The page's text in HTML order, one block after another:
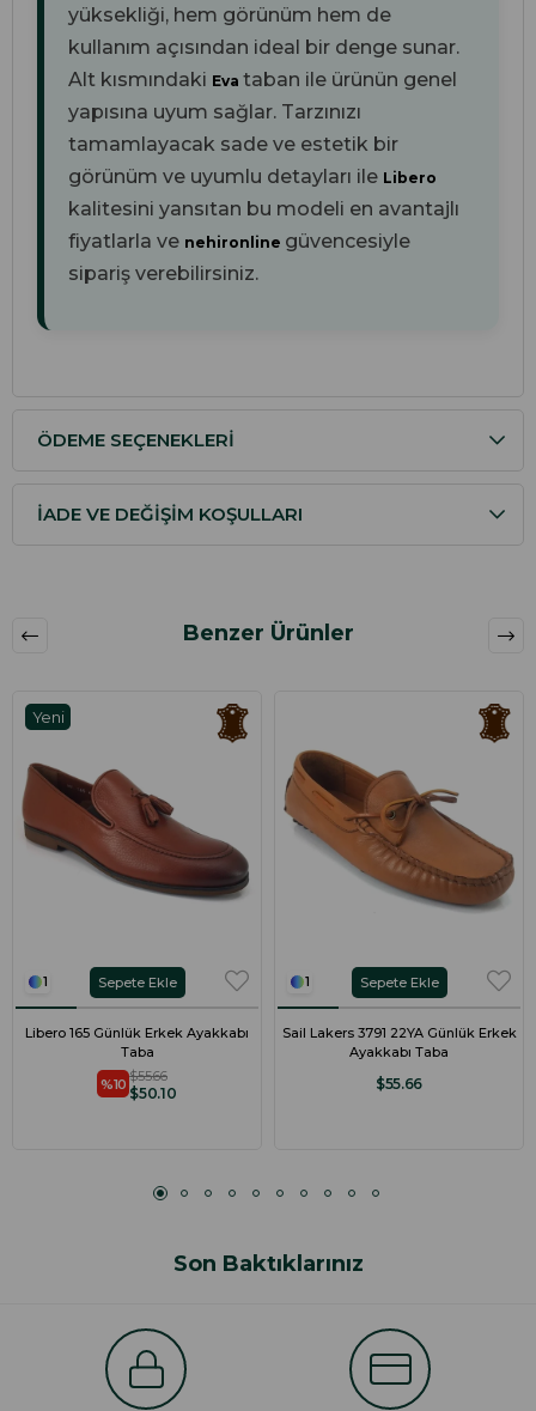
yüksekliği, hem görünüm hem de
kullanım açısından ideal bir denge sunar.
Alt kısmındaki Eva taban ile ürünün genel
yapısına uyum sağlar. Tarzınızı
tamamlayacak sade ve estetik bir
görünüm ve uyumlu detayları ile Libero
kalitesini yansıtan bu modeli en avantajlı
fiyatlarla ve nehironline güvencesiyle
sipariş verebilirsiniz.
ÖDEME SEÇENEKLERI
İADE VE DEĞIŞIM KOŞULLARI
Benzer Ürünler
1
Libero 165 Günlük Erkek Ayakkabı
Taba
%10 $50.10
$55.66
Yeni
Sepete Ekle 1
Sail Lakers 3791 22YA Günlük Erkek
Ayakkabı Taba
$55.66
Sepete Ekle
Son Baktıklarınız